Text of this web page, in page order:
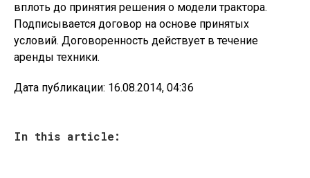
вплоть до принятия решения о модели трактора.
Подписывается договор на основе принятых
условий. Договоренность действует в течение
аренды техники.
Дата публикации: 16.08.2014, 04:36
In this article: